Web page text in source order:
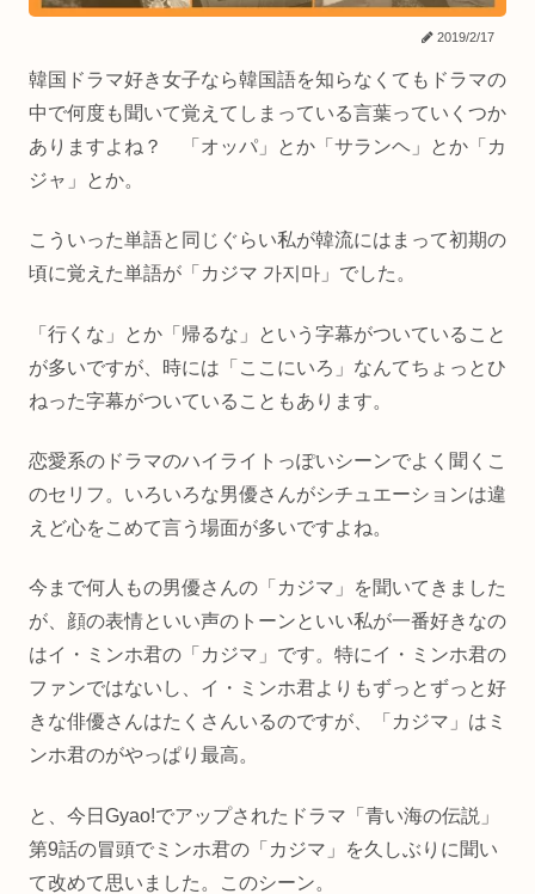
2019/2/17
韓国ドラマ好き女子なら韓国語を知らなくてもドラマの
中で何度も聞いて覚えてしまっている言葉っていくつか
ありますよね？ 「オッパ」とか「サランヘ」とか「カ
ジャ」とか。
こういった単語と同じぐらい私が韓流にはまって初期の
頃に覚えた単語が「カジマ 가지마」でした。
「行くな」とか「帰るな」という字幕がついていること
が多いですが、時には「ここにいろ」なんてちょっとひ
ねった字幕がついていることもあります。
恋愛系のドラマのハイライトっぽいシーンでよく聞くこ
のセリフ。いろいろな男優さんがシチュエーションは違
えど心をこめて言う場面が多いですよね。
今まで何人もの男優さんの「カジマ」を聞いてきました
が、顔の表情といい声のトーンといい私が一番好きなの
はイ・ミンホ君の「カジマ」です。特にイ・ミンホ君の
ファンではないし、イ・ミンホ君よりもずっとずっと好
きな俳優さんはたくさんいるのですが、「カジマ」はミ
ンホ君のがやっぱり最高。
と、今日Gyao!でアップされたドラマ「青い海の伝説」
第9話の冒頭でミンホ君の「カジマ」を久しぶりに聞い
て改めて思いました。このシーン。